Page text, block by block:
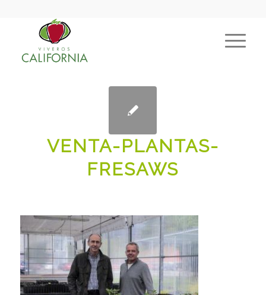
VENTA-PLANTAS-
FRESAWS